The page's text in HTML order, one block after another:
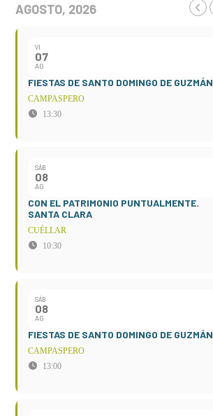
AGOSTO, 2026
VI
07
AG
FIESTAS DE SANTO DOMINGO DE GUZMÁN
CAMPASPERO
13:30
SÁB
08
AG
CON EL PATRIMONIO PUNTUALMENTE.
SANTA CLARA
CUÉLLAR
10:30
SÁB
08
AG
FIESTAS DE SANTO DOMINGO DE GUZMÁN
CAMPASPERO
13:00